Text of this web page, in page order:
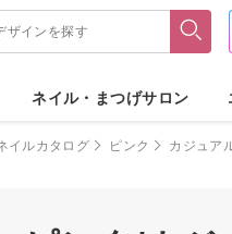
ネイル・まつげサロン
イルカタログ ピンク カジュア